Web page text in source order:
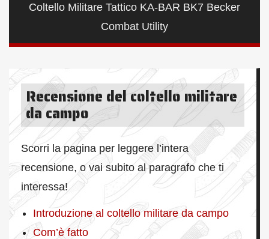
Coltello Militare Tattico KA-BAR BK7 Becker
Combat Utility
Recensione del coltello militare
da campo
Scorri la pagina per leggere l’intera
recensione, o vai subito al paragrafo che ti
interessa!
Introduzione al coltello militare da campo
Com’è fatto